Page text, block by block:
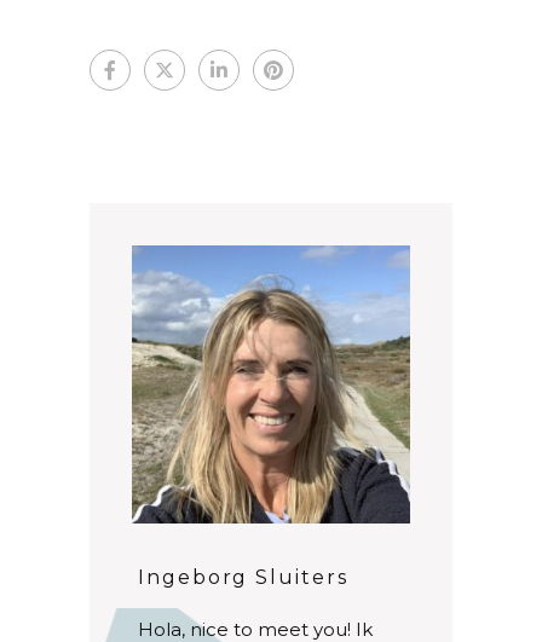
Ingeborg Sluiters
Hola, nice to meet you! Ik